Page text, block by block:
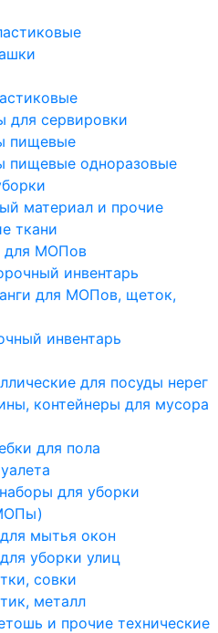
для сервировки
пищевые
пищевые одноразовые
материал и прочие
ткани
для МОПов
инвентарь
для МОПов, щеток,
инвентарь
для посуды нерег
контейнеры для мусора
для пола
для уборки
мытья окон
уборки улиц
совки
металл
и прочие технические